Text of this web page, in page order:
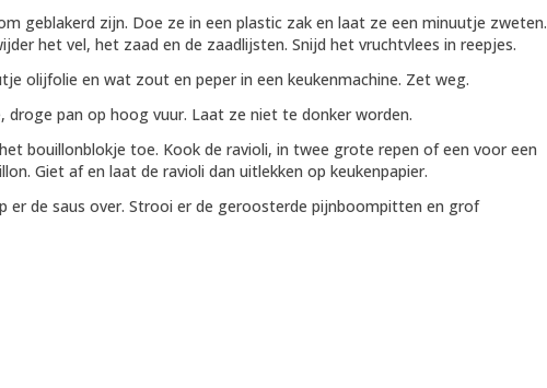
geblakerd zijn. Doe ze in een plastic zak en laat ze een minuutje zweten.
het vel, het zaad en de zaadlijsten. Snijd het vruchtvlees in reepjes.
olijfolie en wat zout en peper in een keukenmachine. Zet weg.
pan op hoog vuur. Laat ze niet te donker worden.
bouillonblokje toe. Kook de ravioli, in twee grote repen of een voor een
Giet af en laat de ravioli dan uitlekken op keukenpapier.
er de saus over. Strooi er de geroosterde pijnboompitten en grof